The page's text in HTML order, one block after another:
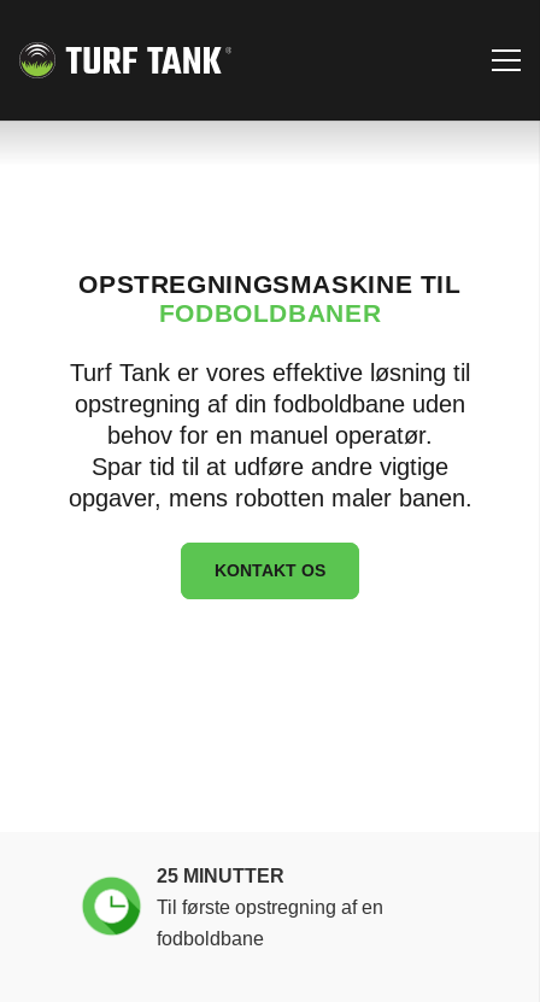
OPSTREGNINGSMASKINE TIL
FODBOLDBANER
Turf Tank er vores effektive løsning til
opstregning af din fodboldbane uden
behov for en manuel operatør.
Spar tid til at udføre andre vigtige
opgaver, mens robotten maler banen.
KONTAKT OS
25 MINUTTER
Til første opstregning af en
fodboldbane